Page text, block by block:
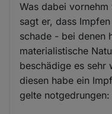
Was dabei
sagt er, dass
schade - bei denen
materialistische
beschädige es sehr
diesen habe ein
gelte